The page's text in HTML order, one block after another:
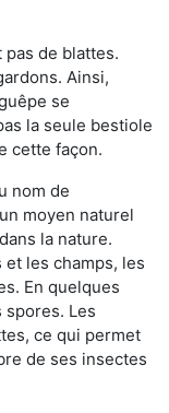
de blattes.
Ainsi,
se
la seule bestiole
cette façon.
nom de
moyen naturel
la nature.
les champs, les
En quelques
spores. Les
ce qui permet
de ses insectes